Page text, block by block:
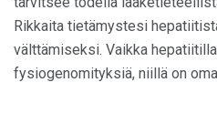
Rikkaita tietämystesi
välttämiseksi. Vaikka
fysiogenomityksiä, niillä on